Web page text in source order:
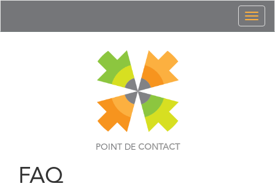
POINT DE CONTACT
FAQ